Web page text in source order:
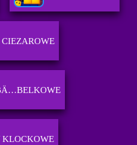
CIEZAROWE
KLOCKOWE